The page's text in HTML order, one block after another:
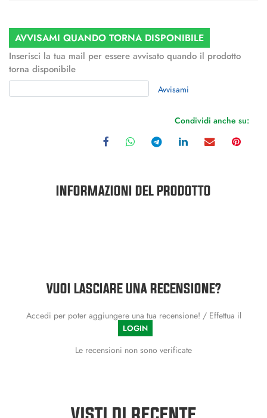
AVVISAMI QUANDO TORNA DISPONIBILE
Inserisci la tua mail per essere avvisato quando il prodotto
torna disponibile
Avvisami
Condividi anche su:
INFORMAZIONI DEL PRODOTTO
VUOI LASCIARE UNA RECENSIONE?
Accedi per poter aggiungere una tua recensione! / Effettua il
LOGIN
Le recensioni non sono verificate